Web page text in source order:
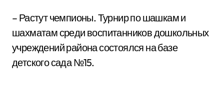
– Растут чемпионы. Турнир по шашкам и
шахматам среди воспитанников дошкольных
учреждений района состоялся на базе
детского сада №15.